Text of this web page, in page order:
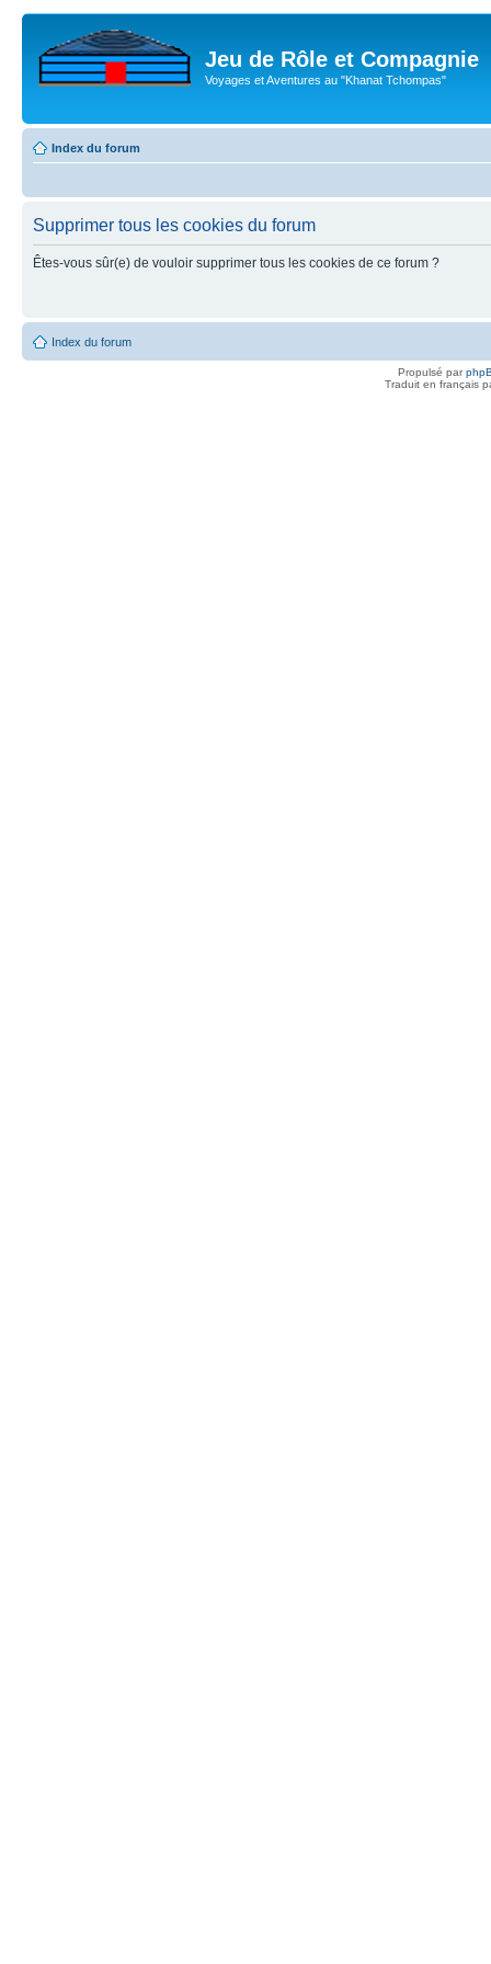
Jeu de Rôle et Compagnie
Voyages et Aventures au "Khanat Tchompas"
Index du forum
Supprimer tous les cookies du forum
Êtes-vous sûr(e) de vouloir supprimer tous les cookies de ce forum ?
Index du forum
Propulsé par
Traduit en français